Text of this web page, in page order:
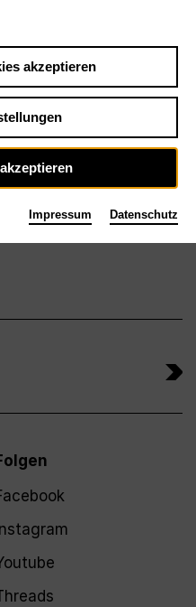
Tickets
Instagram
akzeptieren
Impressum Datenschutz